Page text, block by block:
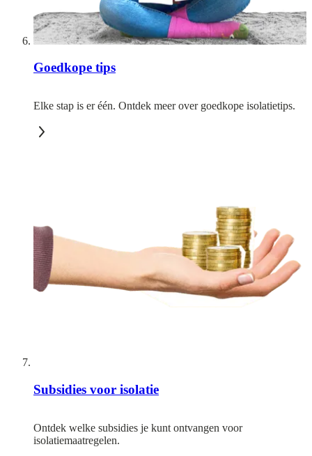
Goedkope tips
Elke stap is er één. Ontdek meer over goedkope isolatietips.
Subsidies voor isolatie
Ontdek welke subsidies je kunt ontvangen voor
isolatiemaatregelen.